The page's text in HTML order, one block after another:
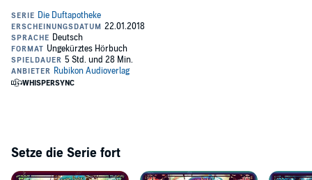
Als sie in den verborgenen Teil der Villa vordringen, trauen die
Kinder ihren Augen kaum: Auf deckenhohen Regalen reihen sich
zahllose Duftflakons aneinander, in denen es nur so schillert und
sprudelt! Doch in den Fläschchen schlummern nicht nur schöne
Überraschungen, sondern auch jede Menge Gefahren. Vor allem ein
Setze die Serie fort